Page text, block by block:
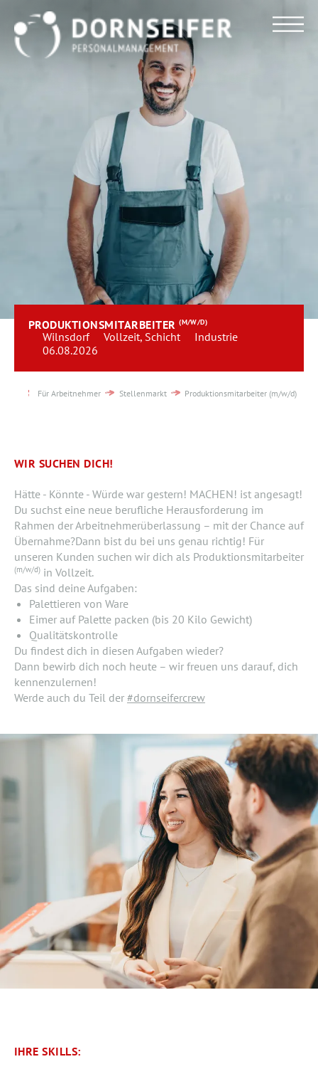
PRODUKTIONSMITARBEITER(M/W/D)
Wilnsdorf Vollzeit, Schicht
Industrie
06.08.2026
Für Arbeitnehmer Stellenmarkt Produktionsmitarbeiter (m/w/d)
WIR SUCHEN DICH!
Hätte - Könnte - Würde war gestern! MACHEN! ist angesagt!
Du suchst eine neue berufliche Herausforderung im
Rahmen der Arbeitnehmerüberlassung – mit der Chance auf
Übernahme?Dann bist du bei uns genau richtig! Für
unseren Kunden suchen wir dich als Produktionsmitarbeiter
(m/w/d) in Vollzeit.
Das sind deine Aufgaben:
Palettieren von Ware
Eimer auf Palette packen (bis 20 Kilo Gewicht)
Qualitätskontrolle
Du findest dich in diesen Aufgaben wieder?
Dann bewirb dich noch heute – wir freuen uns darauf, dich
kennenzulernen!
Werde auch du Teil der #dornseifercrew
IHRE SKILLS:
Für Arbeitnehmer
Für Unternehmen
Dornseifer DNA
Referenzen
Stellenmarkt
Blog
Team
Kontakt